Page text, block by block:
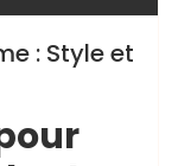
: Style et